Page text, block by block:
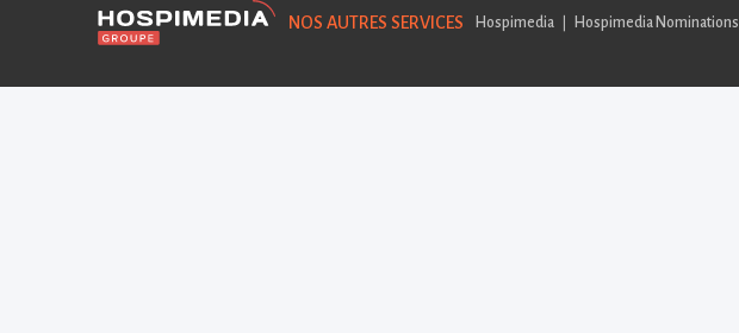
NOS AUTRES SERVICES Hospimedia Hospimedia Nominations